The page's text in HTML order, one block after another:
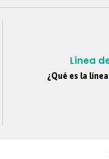
festivos no se
Línea
¿Qué es la
este canal nos